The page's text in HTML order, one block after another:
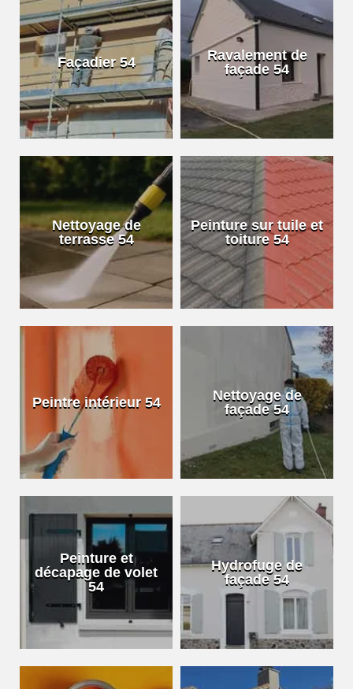
Façadier 54
Ravalement de
façade 54
Nettoyage de
terrasse 54
Peinture sur tuile et
toiture 54
Peintre intérieur 54
Nettoyage de
façade 54
Peinture et
décapage de volet
54
Hydrofuge de
façade 54